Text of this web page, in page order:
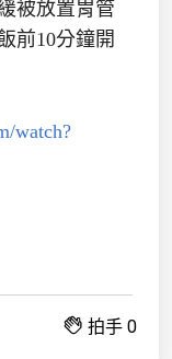
被放置胃管
前10分鐘開
watch?
拍手 0